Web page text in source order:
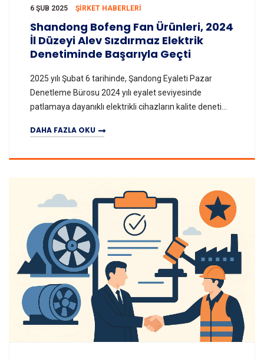
6 ŞUB 2025 ŞIRKET HABERLERI
Shandong Bofeng Fan Ürünleri, 2024
İl Düzeyi Alev Sızdırmaz Elektrik
Denetiminde Başarıyla Geçti
2025 yılı Şubat 6 tarihinde, Şandong Eyaleti Pazar
Denetleme Bürosu 2024 yılı eyalet seviyesinde
patlamaya dayanıklı elektrikli cihazların kalite denetim
DAHA FAZLA OKU